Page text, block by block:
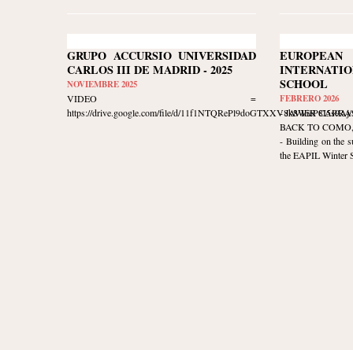
GRUPO ACCURSIO UNIVERSIDAD
CARLOS III DE MADRID - 2025
NOVIEMBRE 2025
VIDEO =
https://drive.google.com/file/d/
SCHOOL
FEBRERO 2026
- JAVIER
BACK TO
- Building on the
the EAPIL Winter